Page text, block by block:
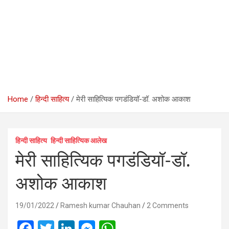
Home हिन्दी साहित्य मेरी साहित्यिक पगडंडियॉ-डॉ. अशोक आकाश
हिन्दी साहित्य हिन्दी साहित्यिक आलेख
मेरी साहित्यिक पगडंडियॉ-डॉ.
अशोक आकाश
19/01/2022 Ramesh kumar Chauhan 2 Comments